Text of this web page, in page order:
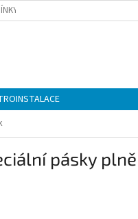
OCHRANY OSOBNÍCH ÚDAJŮ
pásky